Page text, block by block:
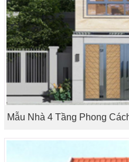
Mẫu Nhà 4 Tầng Phong